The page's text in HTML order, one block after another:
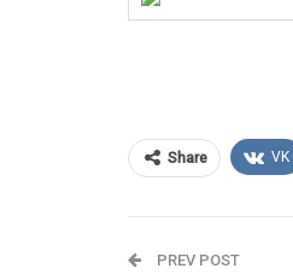
Share VK
PREV POST